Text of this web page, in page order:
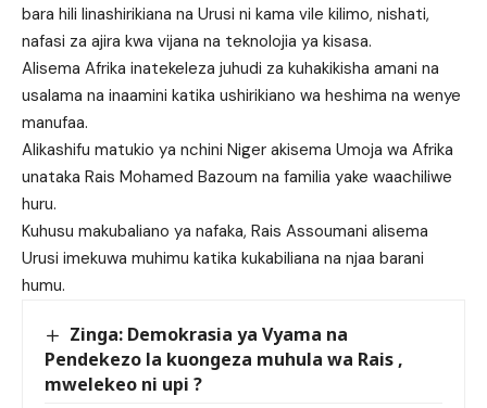
bara hili linashirikiana na Urusi ni kama vile kilimo, nishati,
nafasi za ajira kwa vijana na teknolojia ya kisasa.
Alisema Afrika inatekeleza juhudi za kuhakikisha amani na
usalama na inaamini katika ushirikiano wa heshima na wenye
manufaa.
Alikashifu matukio ya nchini Niger akisema Umoja wa Afrika
unataka Rais Mohamed Bazoum na familia yake waachiliwe
huru.
Kuhusu makubaliano ya nafaka, Rais Assoumani alisema
Urusi imekuwa muhimu katika kukabiliana na njaa barani
humu.
Zinga: Demokrasia ya Vyama na
Pendekezo la kuongeza muhula wa Rais ,
mwelekeo ni upi ?